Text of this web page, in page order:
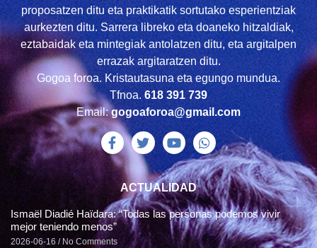
proposatzen ditu eta praktikatik sortutako esperientziak
aurkezten ditu. Sarrera libreko eta doaneko hitzaldiak,
eztabaidak eta mintegiak antolatzen ditu, eta argitalpen
errazak argitaratzen ditu.
Gogoa foroa. Kristautasuna eta egungo mundua.
Tfnoa. 618 391 739
Email:gogoaforoa@gmail.com
ACTUALIDAD
Ismaël Diadié Haïdara: “Todas las personas podemos vivir
mejor teniendo menos”
2026-06-16 No Comments